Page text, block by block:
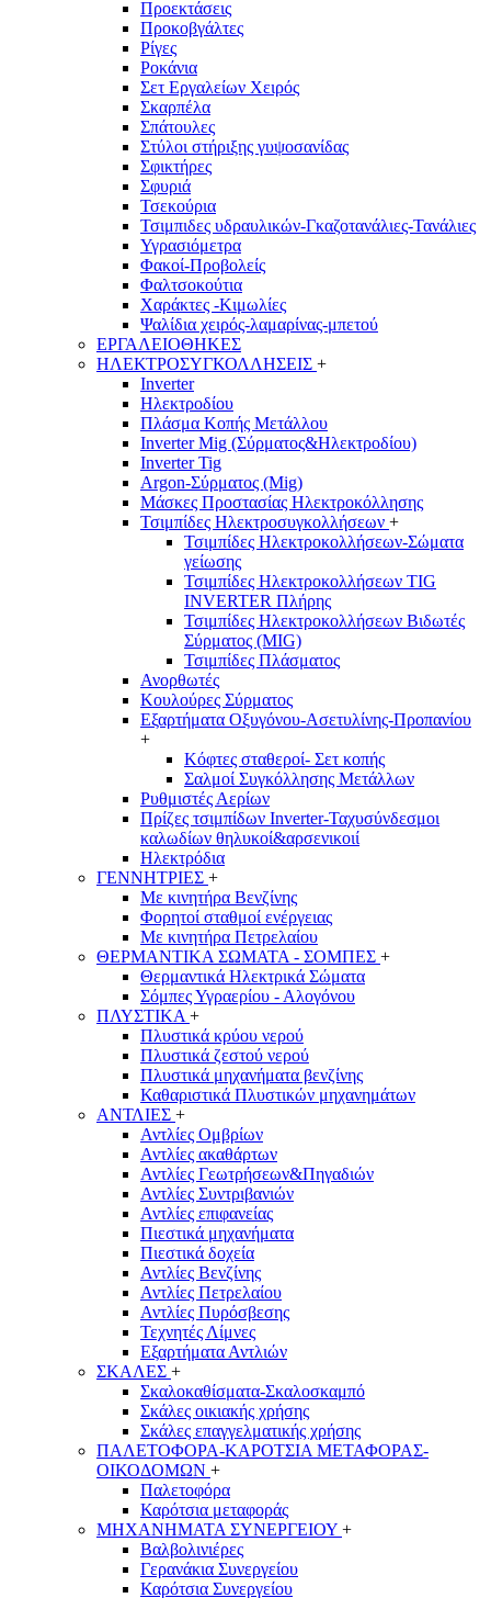
Προεκτάσεις
Προκοβγάλτες
Ρίγες
Ροκάνια
Σετ Εργαλείων Χειρός
Σκαρπέλα
Σπάτουλες
Στύλοι στήριξης γυψοσανίδας
Σφικτήρες
Σφυριά
Τσεκούρια
Τσιμπιδες υδραυλικών-Γκαζοτανάλιες-Τανάλιες
Υγρασιόμετρα
Φακοί-Προβολείς
Φαλτσοκούτια
Χαράκτες -Κιμωλίες
Ψαλίδια χειρός-λαμαρίνας-μπετού
ΕΡΓΑΛΕΙΟΘΗΚΕΣ
ΗΛΕΚΤΡΟΣΥΓΚΟΛΛΗΣΕΙΣ +
Inverter
Ηλεκτροδίου
Πλάσμα Κοπής Μετάλλου
Inverter Mig (Σύρματος&Ηλεκτροδίου)
Inverter Tig
Argon-Σύρματος (Mig)
Μάσκες Προστασίας Ηλεκτροκόλλησης
Τσιμπίδες Ηλεκτροσυγκολλήσεων +
Τσιμπίδες Ηλεκτροκολλήσεων-Σώματα
γείωσης
Τσιμπίδες Ηλεκτροκολλήσεων TIG
INVERTER Πλήρης
Τσιμπίδες Ηλεκτροκολλήσεων Βιδωτές
Σύρματος (MIG)
Τσιμπίδες Πλάσματος
Ανορθωτές
Κουλούρες Σύρματος
Εξαρτήματα Οξυγόνου-Ασετυλίνης-Προπανίου
+
Κόφτες σταθεροί- Σετ κοπής
Σαλμοί Συγκόλλησης Μετάλλων
Ρυθμιστές Αερίων
Πρίζες τσιμπίδων Inverter-Ταχυσύνδεσμοι
καλωδίων θηλυκοί&αρσενικοιί
Ηλεκτρόδια
ΓΕΝΝΗΤΡΙΕΣ +
Με κινητήρα Βενζίνης
Φορητοί σταθμοί ενέργειας
Με κινητήρα Πετρελαίου
ΘΕΡΜΑΝΤΙΚΑ ΣΩΜΑΤΑ - ΣΟΜΠΕΣ +
Θερμαντικά Ηλεκτρικά Σώματα
Σόμπες Υγραερίου - Αλογόνου
ΠΛΥΣΤΙΚΑ +
Πλυστικά κρύου νερού
Πλυστικά ζεστού νερού
Πλυστικά μηχανήματα βενζίνης
Καθαριστικά Πλυστικών μηχανημάτων
ΑΝΤΛΙΕΣ +
Αντλίες Ομβρίων
Αντλίες ακαθάρτων
Αντλίες Γεωτρήσεων&Πηγαδιών
Αντλίες Συντριβανιών
Αντλίες επιφανείας
Πιεστικά μηχανήματα
Πιεστικά δοχεία
Αντλίες Βενζίνης
Αντλίες Πετρελαίου
Αντλίες Πυρόσβεσης
Τεχνητές Λίμνες
Εξαρτήματα Αντλιών
ΣΚΑΛΕΣ +
Σκαλοκαθίσματα-Σκαλοσκαμπό
Σκάλες οικιακής χρήσης
Σκάλες επαγγελματικής χρήσης
ΠΑΛΕΤΟΦΟΡΑ-ΚΑΡΟΤΣΙΑ ΜΕΤΑΦΟΡΑΣ-
ΟΙΚΟΔΟΜΩΝ +
Παλετοφόρα
Καρότσια μεταφοράς
ΜΗΧΑΝΗΜΑΤΑ ΣΥΝΕΡΓΕΙΟΥ +
Βαλβολινιέρες
Γερανάκια Συνεργείου
Καρότσια Συνεργείου